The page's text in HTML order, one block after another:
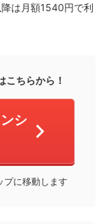
は月額1540円で利
こちらから！
シ
プに移動します